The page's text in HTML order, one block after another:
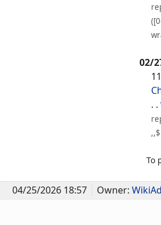
02/
. .
To
04/25/2026 18:57 Owner: